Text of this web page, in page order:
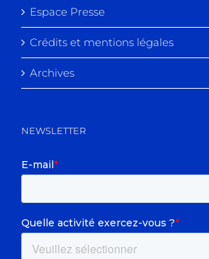
Espace Presse
Crédits et mentions légales
Archives
NEWSLETTER